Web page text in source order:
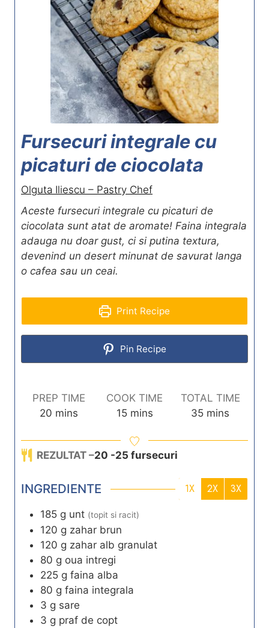
Fursecuri integrale cu
picaturi de ciocolata
Olguta Iliescu – Pastry Chef
Aceste fursecuri integrale cu picaturi de
ciocolata sunt atat de aromate! Faina integrala
adauga nu doar gust, ci si putina textura,
devenind un desert minunat de savurat langa
o cafea sau un ceai.
Print Recipe
Pin Recipe
PREP TIME
20 m
n
u
e
mins
COOK TIME
15m
n
u
e
mins
TOTAL TIME
35m
n
e
s
mins
REZULTAT –20 -25 fursecuri
INGREDIENTE 1X 2X 3X
185 g unt (topit si racit)
120 g zahar brun
120 g zahar alb granulat
80 g oua intregi
225 g faina alba
80 g faina integrala
3 g sare
3 g praf de copt